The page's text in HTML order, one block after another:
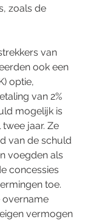
zoals de
van
ook een
optie,
van 2%
mogelijk is
jaar. Ze
van de schuld
voegden als
concessies
toe.
overname
vermogen